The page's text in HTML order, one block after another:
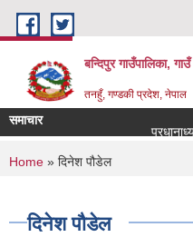
Skip to main content
बन्दिपुर गाउँपालिका,
तनहुँ, गण्डकी प्रदेश, नेपाल
समाचार
You are here
Home » दिनेश पौडेल
दिनेश पौडेल